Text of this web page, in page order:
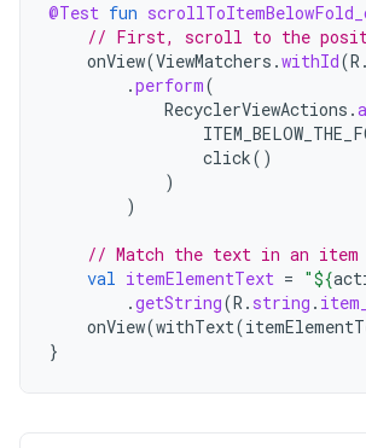
@Test fun
// First, scroll to the
onView(ViewMatchers .withId(R .
.perform(
RecyclerViewActions .
click()
)
)
// Match the text in an
val itemElementText = "${
.getString(R . string .
onView(withText(
}